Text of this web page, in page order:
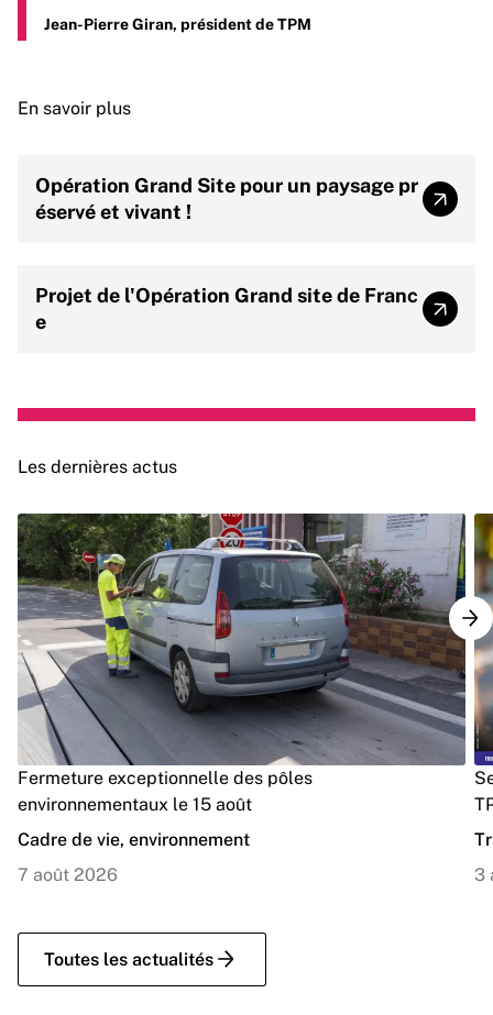
Jean-Pierre Giran, président de TPM
En savoir plus
Opération Grand Site pour un paysage pr
éservé et vivant !
Projet de l'Opération Grand site de Franc
e
Les dernières actus
Toutes les actualités
Fermeture exceptionnelle des pôles
environnementaux le 15 août
Cadre de vie, environnement
7 août 2026
3